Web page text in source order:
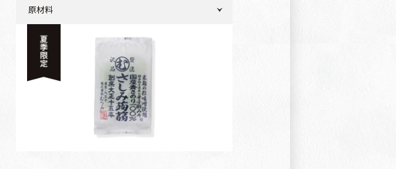
原材料
つゆ：砂糖、醤油、醸造酢、鰹節エキス、蛋白加水
分解物、食塩、ゆず果汁、酵母エキス、（一部に小
麦・大豆を含む）
ふりかけ：金胡麻、青のり、（一部にごまを含む）
柚子唐辛子：一味唐辛子、柚子